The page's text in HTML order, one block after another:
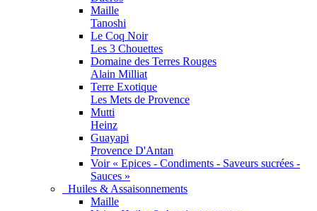
Maille
Tanoshi
Le Coq Noir
Les 3 Chouettes
Domaine des Terres Rouges
Alain Milliat
Terre Exotique
Les Mets de Provence
Mutti
Heinz
Guayapi
Provence D'Antan
Voir « Epices - Condiments - Saveurs sucrées -
Sauces »
Huiles & Assaisonnements
Maille